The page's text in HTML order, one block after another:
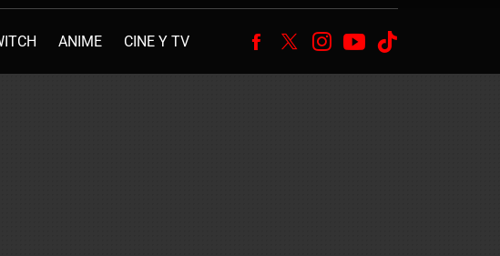
ANIME CINE Y TV Facebook
TwitterInstagram
Youtube